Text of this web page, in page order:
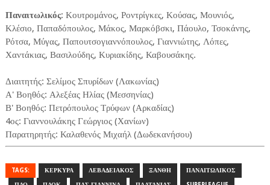
Παναιτωλικός: Κουτρομάνος, Ροντρίγκες, Κούσας, Μουνιός,
Κλέσιο, Παπαδόπουλος, Μάκος, Μαρκόβσκι, Πάουλο, Τσοκάνης,
Ρότσα, Μύγας, Παπουτσογιαννόπουλος, Γιαννιώτης, Λόπες,
Χαντάκιας, Βασιλούδης, Κυριακίδης, Καβουσάκης.
Διαιτητής: Σελίμος Σπυρίδων (Λακωνίας)
Α' Βοηθός: Αλεξέας Ηλίας (Μεσσηνίας)
Β' Βοηθός: Πετρόπουλος Τρύφων (Αρκαδίας)
4ος: Γιαννουλάκης Γεώργιος (Χανίων)
Παρατηρητής: Καλαθενός Μιχαήλ (Δωδεκανήσου)
TAGS: ΚΕΡΚΥΡΑ ΛΕΒΑΔΕΙΑΚΟΣ ΞΑΝΘΗ ΠΑΝΑΙΤΩΛΙΚΟΣ